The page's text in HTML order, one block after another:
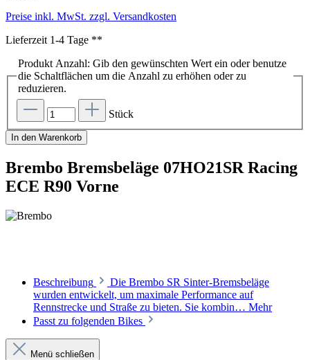
Preise inkl. MwSt. zzgl. Versandkosten
Lieferzeit 1-4 Tage **
Produkt Anzahl: Gib den gewünschten Wert ein oder benutze
die Schaltflächen um die Anzahl zu erhöhen oder zu
reduzieren.
Stück
In den Warenkorb
Brembo Bremsbeläge 07HO21SR Racing
ECE R90 Vorne
Beschreibung
Die Brembo SR Sinter-Bremsbeläge
wurden entwickelt, um maximale Performance auf
Rennstrecke und Straße zu bieten. Sie kombin… Mehr
Passt zu folgenden Bikes
Menü schließen